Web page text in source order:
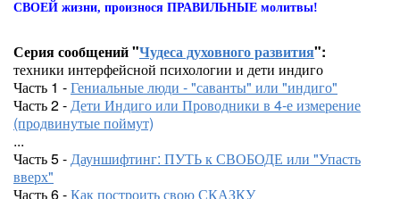
СВОЕЙ жизни, произнося ПРАВИЛЬНЫЕ молитвы!
Серия сообщений "Чудеса духовного развития":
техники интерфейсной психологии и дети индиго
Часть 1 -Гениальные люди - "саванты" или "индиго"
Часть 2 -Дети Индиго или Проводники в 4-е измерение
(продвинутые поймут)
...
Часть 5 -Дауншифтинг: ПУТЬ к СВОБОДЕ или "Упасть
вверх"
Часть 6 -Как построить свою СКАЗКУ